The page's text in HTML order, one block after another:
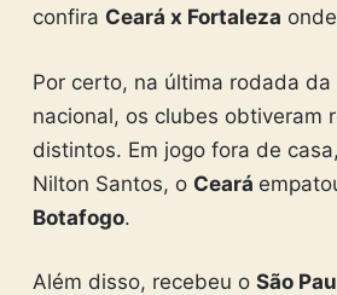
confira Ceará x Fortaleza
Por certo, na última rodada da
nacional, os clubes obtiveram
distintos. Em jogo fora de
Nilton Santos, o Ceará
Botafogo.
Além disso, recebeu o São